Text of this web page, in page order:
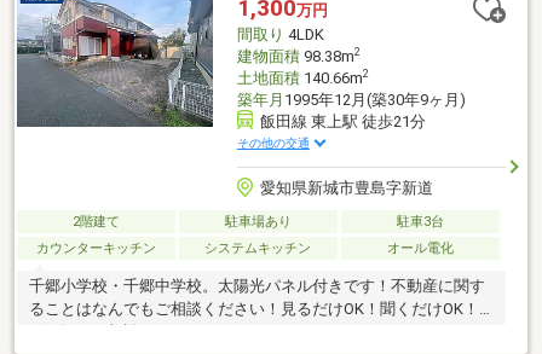
1,300万円
間取り 4LDK
建物面積98.38m2
土地面積140.66m2
築年月 1995年12月(築30年9ヶ月)
飯田線 東上駅 徒歩21分
その他の交通
愛知県新城市豊島字新道
2階建て 駐車場あり
駐車3台
カウンターキッチン
システムキッチン オール電化
千郷小学校・千郷中学校。太陽光パネル付きです！不動産に関す
ることはなんでもご相談ください！見るだけOK！聞くだけOK！
お気軽にご相談ください♪